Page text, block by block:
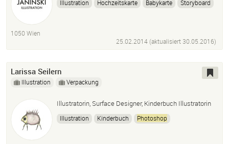
Illustration Hochzeitskarte Babykarte
Storyboard
1050 Wien
25.02.2014 (aktualisiert 30.05.2016)
Larissa Seilern
Illustration Verpackung
Illustratorin, Surface Designer, Kinderbuch Illustratorin
Illustration Kinderbuch
Photoshop